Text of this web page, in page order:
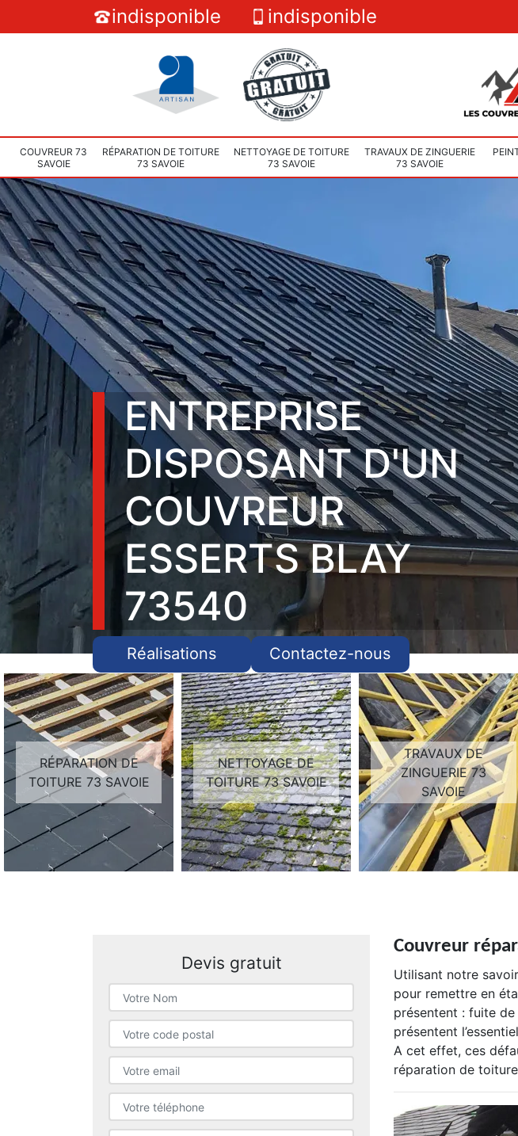
indisponible indisponible
COUVREUR 73
SAVOIE
RÉPARATION DE TOITURE
73 SAVOIE
NETTOYAGE DE TOITURE
73 SAVOIE
TRAVAUX DE ZINGUERIE
73 SAVOIE
ENTREPRISE
DISPOSANT D'UN
COUVREUR
ESSERTS BLAY
73540
Réalisations Contactez-nous
RÉPARATION DE
TOITURE 73 SAVOIE
NETTOYAGE DE
TOITURE 73 SAVOIE
TRAVAUX DE
ZINGUERIE 73
SAVOIE
Devis gratuit
Couvreur
Utilisant notre
pour remettre en
présentent : fuite
présentent
A cet effet, ces
réparation de